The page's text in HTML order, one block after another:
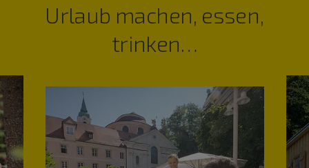
Urlaub machen, essen,
trinken…